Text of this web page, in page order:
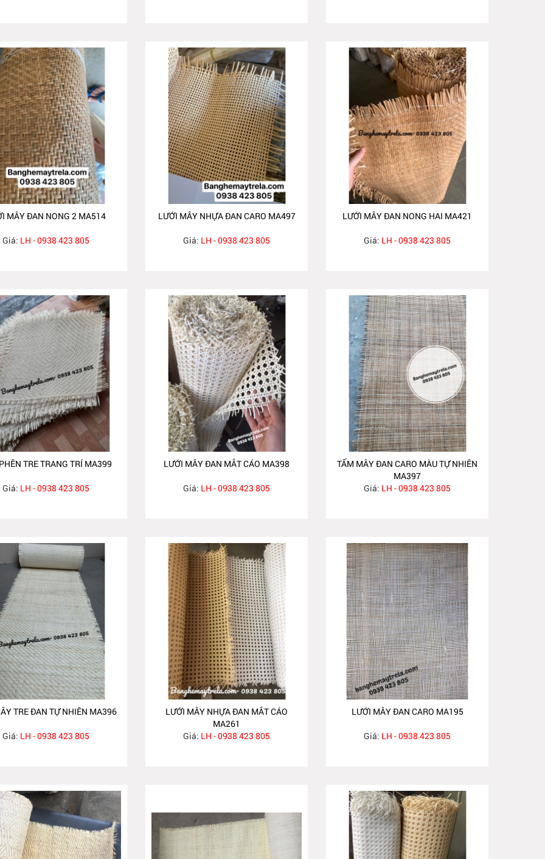
MÂY ĐAN NONG 2 MA514
Giá: LH - 0938 423 805
LƯỚI MÂY NHỰA ĐAN CARO MA497
Giá: LH - 0938 423 805
LƯỚI MÂY ĐAN NONG HAI MA421
Giá: LH - 0938 423 805
TRE TRANG TRÍ MA399
Giá: LH - 0938 423 805
LƯỚI MÂY ĐAN MẮT CÁO MA398
Giá: LH - 0938 423 805
TẤM MÂY ĐAN CARO MÀU TỰ NHIÊN
MA397
Giá: LH - 0938 423 805
TRE ĐAN TỰ NHIÊN MA396
Giá: LH - 0938 423 805
LƯỚI MÂY NHỰA ĐAN MẮT CÁO
MA261
Giá: LH - 0938 423 805
LƯỚI MÂY ĐAN CARO MA195
Giá: LH - 0938 423 805